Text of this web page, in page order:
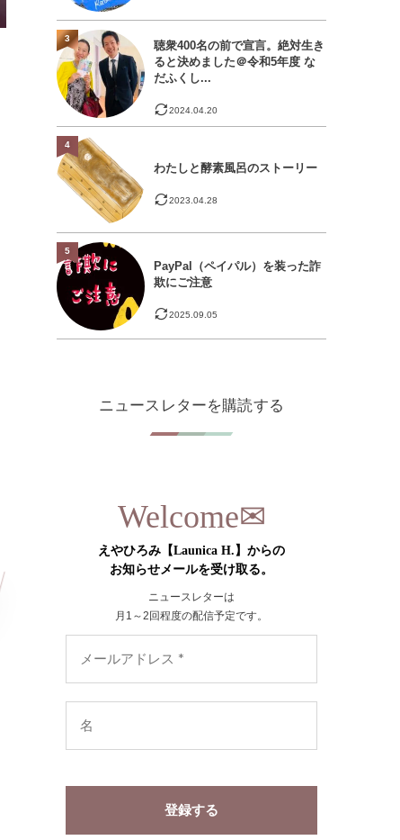
聴衆400名の前で宣言。絶対生き
ると決めました＠令和5年度 な
だふくし...
2024.04.20
3
わたしと酵素風呂のストーリー
2023.04.28
4
PayPal（ペイパル）を装った詐
欺にご注意
2025.09.05
5
ニュースレターを購読する
Welcome✉︎
えやひろみ【Launica H.】からの
お知らせメールを受け取る。
ニュースレターは
月1～2回程度の配信予定です。